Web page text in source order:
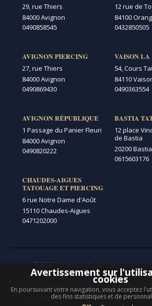
29, rue Thiers
84000 Avignon
0490858545
AVIGNON PIERCING
27, rue Thiers
84000 Avignon
0490869430
AVIGNON RÉPUBLIQUE
1 Passage du Panier Fleuri
84000 Avignon
0490820222
CHAUDES-AIGUES
TATOUAGE ET PIERCING
6 rue Notre Dame d'Août
15110 Chaudes-Aigues
0471202000
12 rue de
84100
0432850505
VAISON
54, Cours
84110
0490363554
BASTIA
12 place
de Bastia
20200 Bastia
0615603176
© 2026 - graphicaderme.com Vendredi
Menu secondaireMentions légales
Restaurant Chaudes-aigues
coffee shop-Restauration rapide-
Avertissement sur
cookies
En poursuivant votre navigation, vous acceptez
des fins statistiques et de